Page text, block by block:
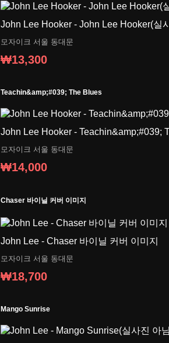
John Lee Hooker - John Lee Hooker(실
모자이크 서울 동대문
₩13,300
Teachin&amp;#039; The Blues
John Lee Hooker - Teachin&amp;#039;
모자이크 서울 동대문
₩14,000
Chaser 바이닐 커버 이미지
John Lee - Chaser 바이닐 커버 이미지
모자이크 서울 동대문
₩18,700
Mango Sunrise